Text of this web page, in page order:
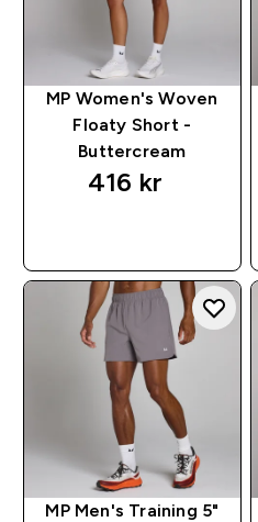
MP Women's Woven
Floaty Short -
Buttercream
416 kr‎
MP Men's Training 5"